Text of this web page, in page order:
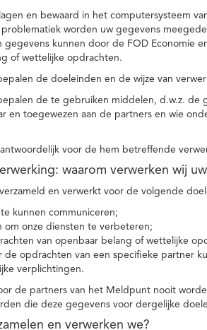
en bewaard in het computersysteem
worden uw gegevens
gegevens kunnen door de FOD Economie
of wettelijke opdrachten.
de doeleinden en de wijze van
de te gebruiken middelen, d.w.z.
en toegewezen aan de partners en wie
voor de hem betreffende
waarom verwerken wij
en verwerkt voor de volgende
kunnen communiceren;
om onze diensten te verbeteren;
van openbaar belang of wettelijke
de opdrachten van een specifieke partner
verplichtingen.
de partners van het Meldpunt nooit
die deze gegevens voor dergelijke
en verwerken we?